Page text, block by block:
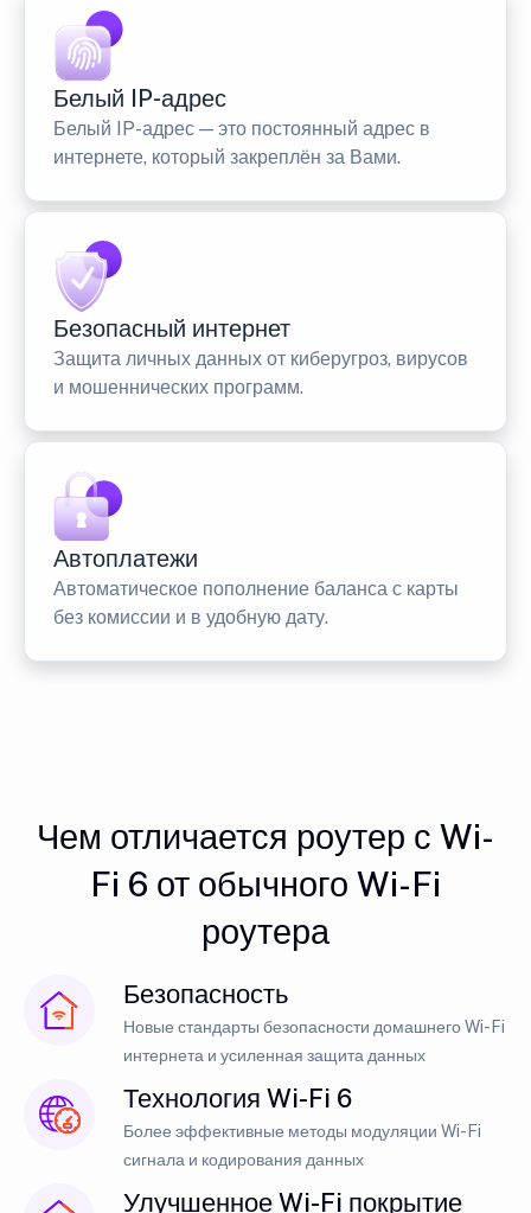
Белый IP-адрес
Белый IP-адрес — это постоянный адрес в
интернете, который закреплён за Вами.
Безопасный интернет
Защита личных данных от киберугроз, вирусов
и мошеннических программ.
Автоплатежи
Автоматическое пополнение баланса с карты
без комиссии и в удобную дату.
Чем отличается роутер с Wi-
Fi 6 от обычного Wi-Fi
роутера
Безопасность
Новые стандарты безопасности домашнего Wi-Fi
интернета и усиленная защита данных
Технология Wi-Fi 6
Более эффективные методы модуляции Wi-Fi
сигнала и кодирования данных
Улучшенное Wi-Fi покрытие